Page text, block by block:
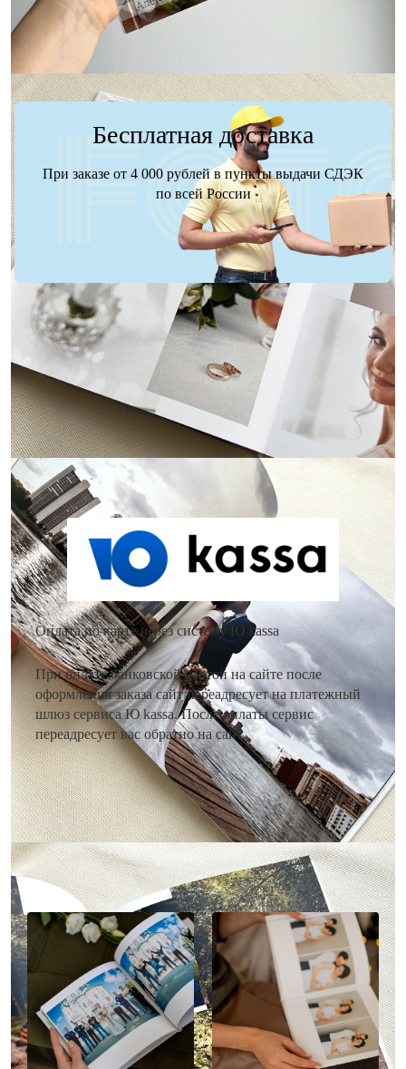
Бесплатная доставка
При заказе от 4 000 рублей в пункты выдачи СДЭК
по всей России
Как оплатить заказ?
Оплата по карте через систему Ю kassa
При оплате банковской картой на сайте после
оформления заказа сайт переадресует на платежный
шлюз сервиса Ю kassa. После оплаты сервис
переадресует вас обратно на сайт.
Наше портфолио